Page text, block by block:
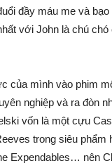
đầy máu me và
với John là chú chó
của mình vào phim
nghiệp và ra đòn
vốn là một cựu
trong siêu phẩm
Expendables… nên